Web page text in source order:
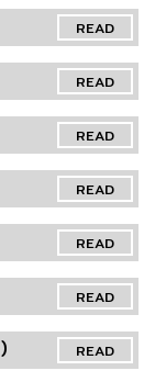
READ
READ
READ
READ
READ
READ
READ
)